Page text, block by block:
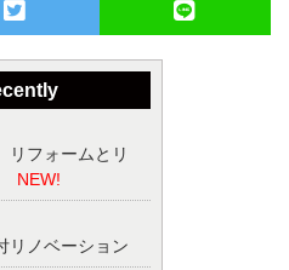
フォームとリ
NEW!
ノベーション